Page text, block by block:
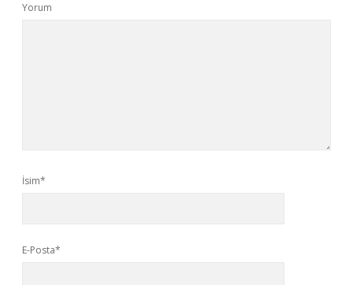
Yorum
İsim*
E-Posta*